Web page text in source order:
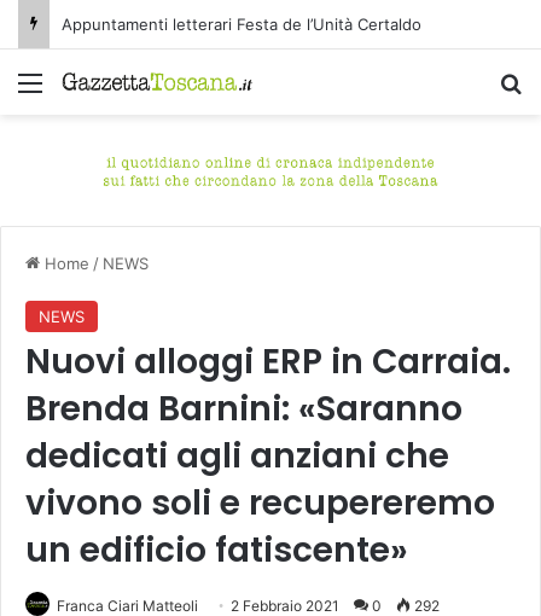
Appuntamenti letterari Festa de l’Unità Certaldo
Menu
Home / NEWS
NEWS
Nuovi alloggi ERP in Carraia.
Brenda Barnini: «Saranno
dedicati agli anziani che
vivono soli e recupereremo
un edificio fatiscente»
Franca Ciari Matteoli 2 Febbraio 2021 0 292